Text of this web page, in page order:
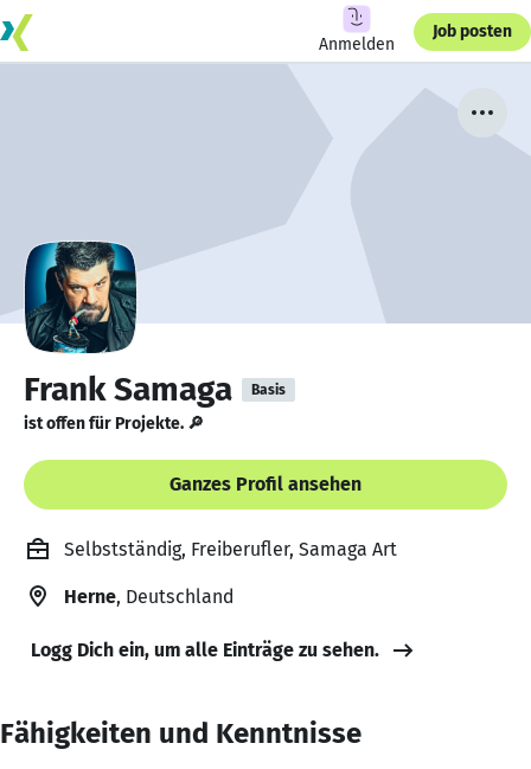
Anmelden
Job posten
Frank Samaga Basis
ist offen für Projekte. 🔎
Ganzes Profil ansehen
Selbstständig, Freiberufler, Samaga Art
Herne, Deutschland
Logg Dich ein, um alle Einträge zu sehen.
Fähigkeiten und Kenntnisse